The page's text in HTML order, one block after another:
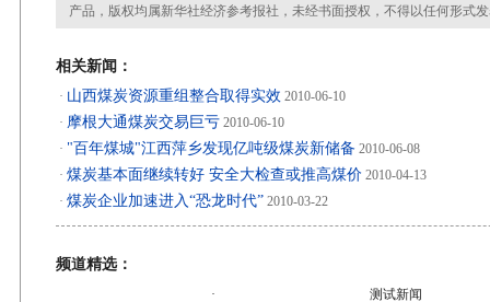
产品，版权均属新华社经济参考报社，未经书面授权，不得以任何形式
相关新闻：
· 山西煤炭资源重组整合取得实效 2010-06-10
· 摩根大通煤炭交易巨亏 2010-06-10
· "百年煤城"江西萍乡发现亿吨级煤炭新储备 2010-06-08
· 煤炭基本面继续转好 安全大检查或推高煤价 2010-04-13
· 煤炭企业加速进入“恐龙时代” 2010-03-22
频道精选：
· 测试新闻